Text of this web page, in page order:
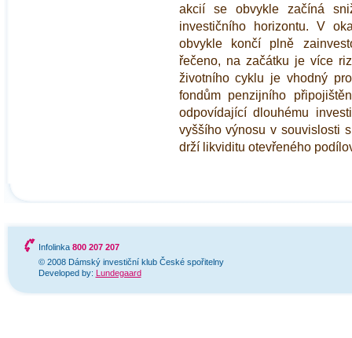
akcií se obvykle začíná
investičního horizontu. V
obvykle končí plně
řečeno, na začátku je více
životního cyklu je vhodný
fondům penzijního
odpovídající dlouhému
vyššího výnosu v souvislosti
drží likviditu otevřeného
Infolinka 800 207 207
© 2008 Dámský investiční klub České spořitelny
Developed by: Lundegaard